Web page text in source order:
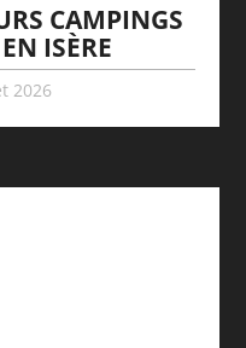
CAMPINGS
ISÈRE
2026